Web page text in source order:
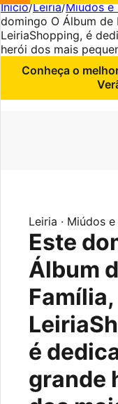
Início/Leiria/Miúdos e
domingo O Álbum de
LeiriaShopping, é
herói dos mais
Conheça o
Leiria · Miúdos
Este
Álbum
é
grande